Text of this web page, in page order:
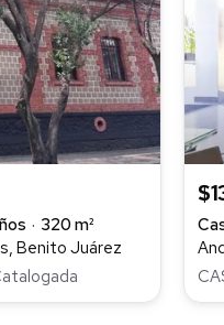
320 m²
Benito Juárez